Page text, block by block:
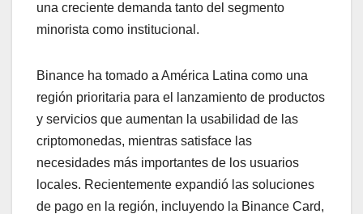
una creciente demanda tanto del segmento
minorista como institucional.
Binance ha tomado a América Latina como una
región prioritaria para el lanzamiento de productos
y servicios que aumentan la usabilidad de las
criptomonedas, mientras satisface las
necesidades más importantes de los usuarios
locales. Recientemente expandió las soluciones
de pago en la región, incluyendo la Binance Card,